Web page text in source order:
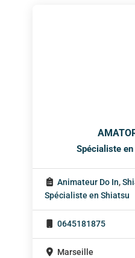
Spécialiste
Animateur Do In,
Spécialiste en Shiatsu
0645181875
Marseille